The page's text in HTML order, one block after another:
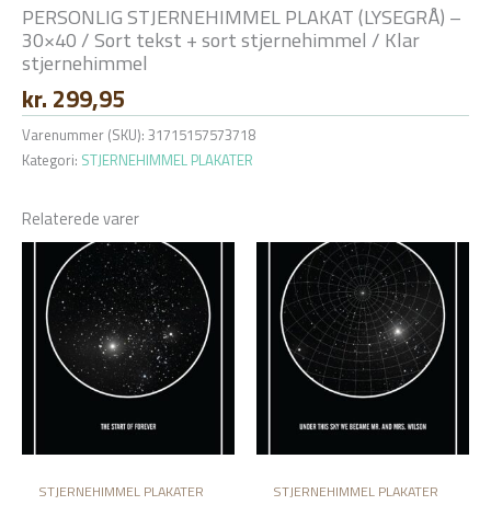
PERSONLIG STJERNEHIMMEL PLAKAT (LYSEGRÅ) –
30×40 / Sort tekst + sort stjernehimmel / Klar
stjernehimmel
kr. 299,95
Varenummer (SKU): 31715157573718
Kategori: STJERNEHIMMEL PLAKATER
Relaterede varer
STJERNEHIMMEL PLAKATER STJERNEHIMMEL PLAKATER